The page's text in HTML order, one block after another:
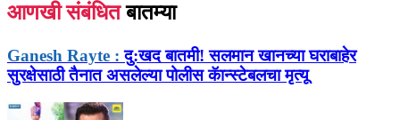
आणखी संबंधित बातम्या
Ganesh Rayte : दु:खद बातमी! सलमान खानच्या घराबाहेर
सुरक्षेसाठी तैनात असलेल्या पोलीस कॅान्स्टेबलचा मृत्यू